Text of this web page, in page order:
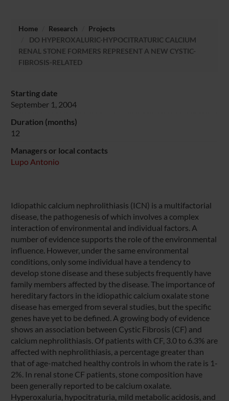
Home Research
Projects
DO HYPEROXALURIC-HYPOCITRATURIC CALCIUM
RENAL STONE FORMERS REPRESENT A NEW CYSTIC-
FIBROSIS-RELATED
Starting date
September 1, 2004
Duration (months)
12
Managers or local contacts
Lupo Antonio
Idiopathic calcium nephrolithiasis (ICN) is a multifactorial
disease, the pathogenesis of which involves a complex
interaction of environmental and individual factors. A
number of evidence supports the role of the environmental
influence. However, under the same environmental
conditions, only some individual have a tendency to
develop stone disease and these subjects frequently have
family members affected by the disease. The importance of
hereditary factors in the idiopathic calcium oxalate stone
disease has emerged from several studies, but the specific
genes have yet to be defined. A growing body of evidence
shows an association between Cystic Fibrosis (CF) and
calcium nephrolithiasis. Of patients with CF, 3.0 to 6.3% are
affected with nephrolithiasis, a percentage greater than
that of age-matched healthy controls in whom the rate is 1-
2%. In renal stone CF patients, stone composition have
been generally reported to be calcium oxalate.
Hyperoxaluria, hypocitraturia, mild metabolic acidosis, and